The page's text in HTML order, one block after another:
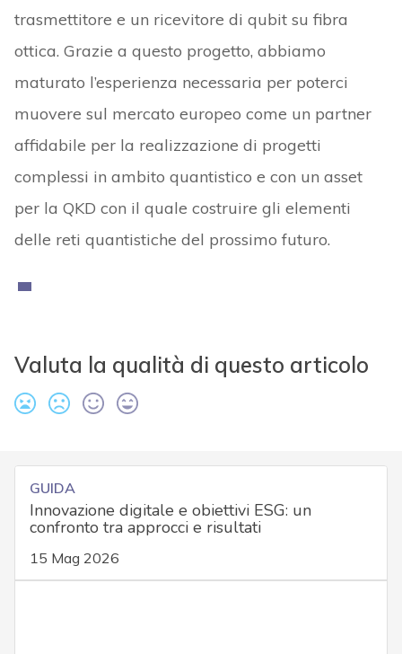
trasmettitore e un ricevitore di qubit su fibra
ottica. Grazie a questo progetto, abbiamo
maturato l’esperienza necessaria per poterci
muovere sul mercato europeo come un partner
affidabile per la realizzazione di progetti
complessi in ambito quantistico e con un asset
per la QKD con il quale costruire gli elementi
delle reti quantistiche del prossimo futuro.
Valuta la qualità di questo articolo
GUIDA
Innovazione digitale e obiettivi ESG: un
confronto tra approcci e risultati
15 Mag 2026